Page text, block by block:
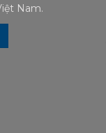
Nam.